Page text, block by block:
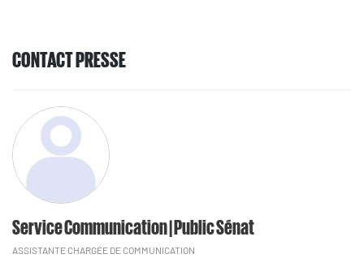
CONTACT PRESSE
Service Communication | Public Sénat
ASSISTANTE CHARGÉE DE COMMUNICATION